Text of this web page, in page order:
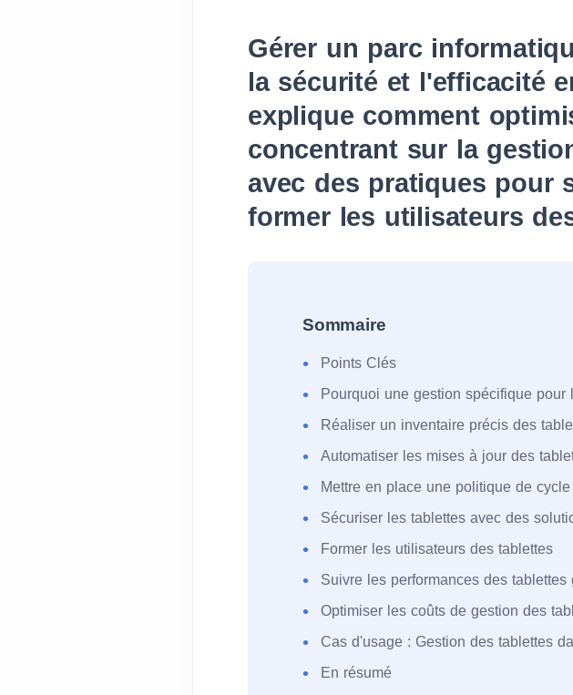
Gérer un parc
la sécurité et l'efficacité
explique comment
concentrant sur la
avec des pratiques pour
former les utilisateurs
Sommaire
Points Clés
Pourquoi une gestion spécifique
Réaliser un inventaire précis des
Automatiser les mises à jour des
Mettre en place une politique de
Sécuriser les tablettes avec des
Former les utilisateurs des tablettes
Suivre les performances des tablettes
Optimiser les coûts de gestion des
Cas d'usage : Gestion des tablettes
En résumé